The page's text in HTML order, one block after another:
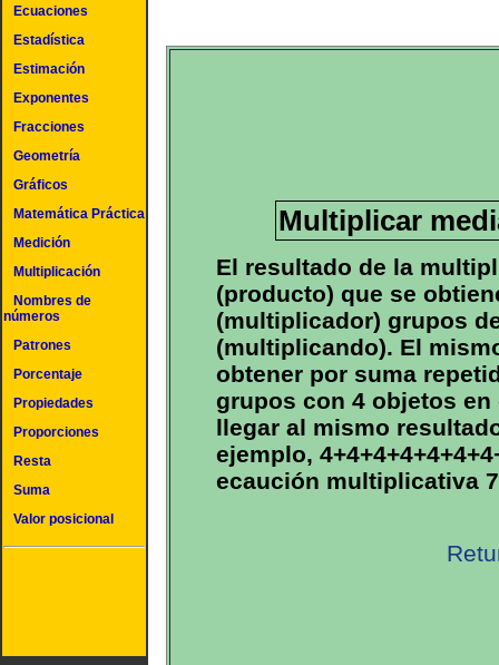
Ecuaciones
Estadística
Estimación
Exponentes
Fracciones
Geometría
Gráficos
Matemática Práctica
Medición
Multiplicación
Nombres de
números
Patrones
Porcentaje
Propiedades
Proporciones
Resta
Suma
Valor posicional
Multiplicar
El resultado de la
(producto) que se
(multiplicador) grupos
(multiplicando). El
obtener por suma
grupos con 4 objetos
llegar al mismo
ejemplo,
ecaución multiplicativa